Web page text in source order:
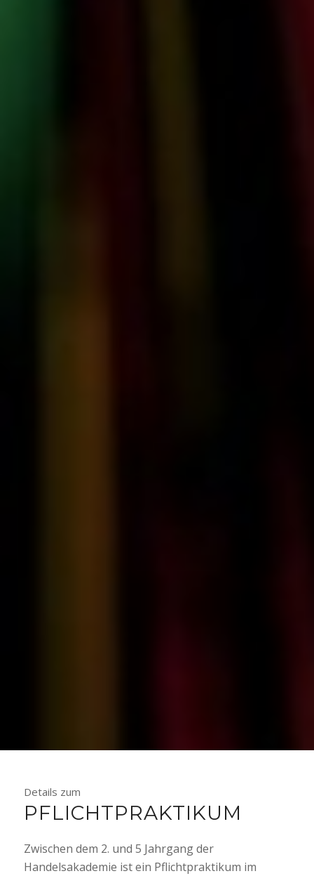
Details zum
PFLICHTPRAKTIKUM
Zwischen dem 2. und 5 Jahrgang der
Handelsakademie ist ein Pflichtpraktikum im